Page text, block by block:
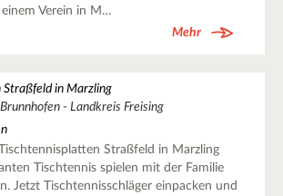
Verein in M…
Mehr
in Marzling
- Landkreis Freising
Straßfeld in Marzling
Tischtennis spielen mit der Familie
Jetzt Tischtennisschläger einpacken und